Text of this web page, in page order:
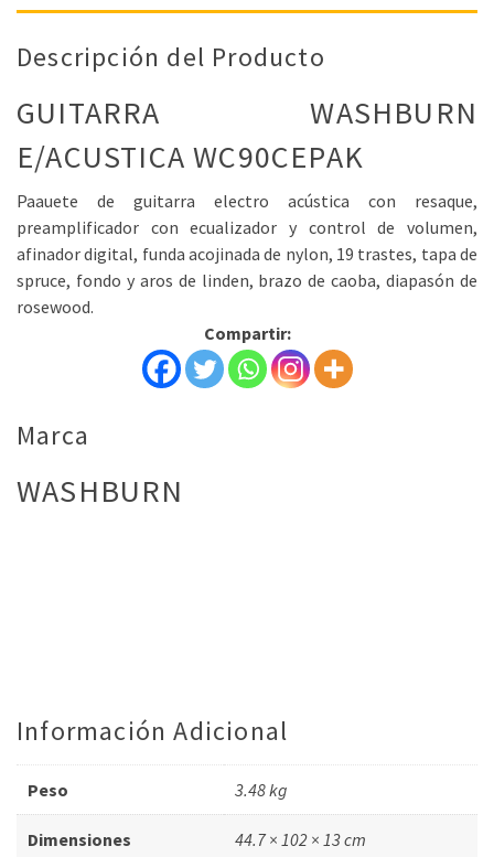
Descripción del Producto
GUITARRA WASHBURN
E/ACUSTICA WC90CEPAK
Paauete de guitarra electro acústica con resaque,
preamplificador con ecualizador y control de volumen,
afinador digital, funda acojinada de nylon, 19 trastes, tapa de
spruce, fondo y aros de linden, brazo de caoba, diapasón de
rosewood.
Compartir:
Marca
WASHBURN
Información Adicional
Peso 3.48 kg
Dimensiones 44.7 × 102 × 13 cm